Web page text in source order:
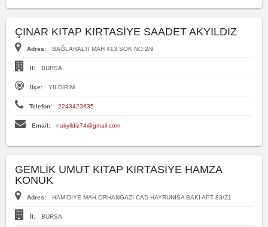
ÇINAR KITAP KIRTASİYE SAADET AKYILDIZ
Adres: BAĞLARALTI MAH 413.SOK NO:2/9
İl: BURSA
İlçe: YILDIRIM
Telefon: 2243423635
Email: nakyildiz74@gmail.com
GEMLİK UMUT KITAP KIRTASİYE HAMZA
KONUK
Adres: HAMIDIYE MAH ORHANGAZI CAD HAYRUNISA BAKI APT 83/Z1
İl: BURSA